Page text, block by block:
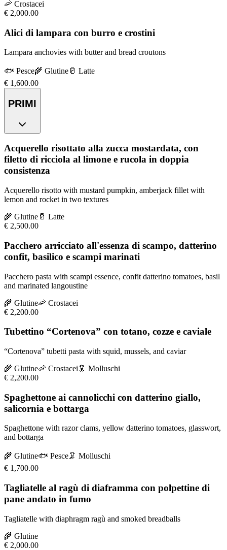
🦐 Crostacei
€ 2,000.00
Alici di lampara con burro e crostini
Lampara anchovies with butter and bread croutons
🐟 Pesce🌾 Glutine 🥛 Latte
€ 1,600.00
PRIMI
Acquerello risottato alla zucca mostardata, con
filetto di ricciola al limone e rucola in doppia
consistenza
Acquerello risotto with mustard pumpkin, amberjack fillet with
lemon and rocket in two textures
🌾 Glutine 🥛 Latte
€ 2,500.00
Pacchero arricciato all'essenza di scampo, datterino
confit, basilico e scampi marinati
Pacchero pasta with scampi essence, confit datterino tomatoes, basil
and marinated langoustine
🌾 Glutine🦐 Crostacei
€ 2,200.00
Tubettino “Cortenova” con totano, cozze e caviale
“Cortenova” tubetti pasta with squid, mussels, and caviar
🌾 Glutine🦐 Crostacei 🦑 Molluschi
€ 2,200.00
Spaghettone ai cannolicchi con datterino giallo,
salicornia e bottarga
Spaghettone with razor clams, yellow datterino tomatoes, glasswort,
and bottarga
🌾 Glutine🐟 Pesce🦑 Molluschi
€ 1,700.00
Tagliatelle al ragù di diaframma con polpettine di
pane andato in fumo
Tagliatelle with diaphragm ragù and smoked breadballs
🌾 Glutine
€ 2,000.00